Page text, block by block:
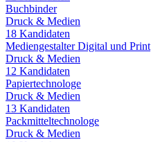
Buchbinder
Druck & Medien
18 Kandidaten
Mediengestalter Digital und Print
Druck & Medien
12 Kandidaten
Papiertechnologe
Druck & Medien
13 Kandidaten
Packmitteltechnologe
Druck & Medien